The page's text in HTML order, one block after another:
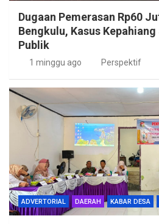
Dugaan Pemerasan Rp60
Bengkulu, Kasus
Publik
1 minggu ago Perspektif
ADVERTORIAL DAERAH KABAR DESA